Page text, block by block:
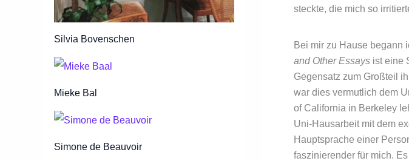
Silvia Bovenschen
Mieke Bal
Simone de Beauvoir
steckte, die mich so
Bei mir zu Hause begann
and Other Essays ist eine
Gegensatz zum Großteil
war dies vermutlich dem
of California in Berkeley
Uni-Hausarbeit mit dem
Hauptsprache einer
faszinierender für mich.